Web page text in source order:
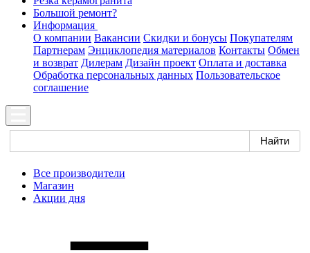
Большой ремонт?
Информация
О компании Вакансии Скидки и бонусы Покупателям
Партнерам Энциклопедия материалов Контакты Обмен
и возврат Дилерам Дизайн проект Оплата и доставка
Обработка персональных данных Пользовательское
соглашение
Все производители
Магазин
Акции дня